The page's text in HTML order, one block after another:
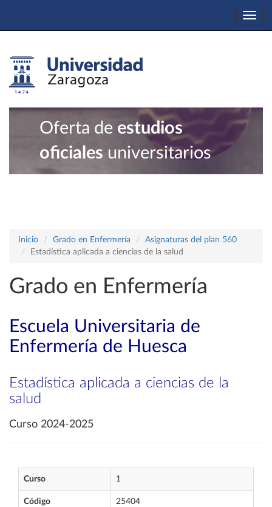
Oferta de estudios
oficiales universitarios
Inicio Grado en Enfermería
Asignaturas del plan 560
Estadística aplicada a ciencias de la salud
Grado en Enfermería
Escuela Universitaria de
Enfermería de Huesca
Estadística aplicada a ciencias de la
salud
Curso 2024-2025
Curso 1
Código 25404